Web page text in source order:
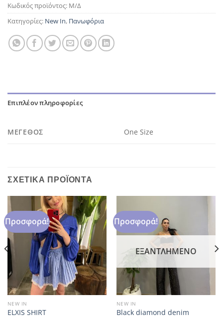
Κωδικός προϊόντος: Μ/Δ
Κατηγορίες: New In, Πανωφόρια
Επιπλέον πληροφορίες
ΜΈΓΕΘΟΣ One Size
ΣΧΕΤΙΚΆ ΠΡΟΪΌΝΤΑ
Προσφορά!
NEW IN
ELXIS SHIRT
Προσφορά!
ΕΞΑΝΤΛΗΜΈΝΟ
NEW IN
Black diamond denim